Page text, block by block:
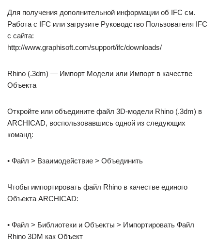
Для получения дополнительной информации об IFC см.
Работа с IFC или загрузите Руководство Пользователя IFC
с сайта:
http://www.graphisoft.com/support/ifc/downloads/
Rhino (.3dm) — Импорт Модели или Импорт в качестве
Объекта
Откройте или объедините файл 3D-модели Rhino (.3dm) в
ARCHICAD, воспользовавшись одной из следующих
команд:
• Файл > Взаимодействие > Объединить
Чтобы импортировать файл Rhino в качестве единого
Объекта ARCHICAD:
• Файл > Библиотеки и Объекты > Импортировать Файл
Rhino 3DM как Объект